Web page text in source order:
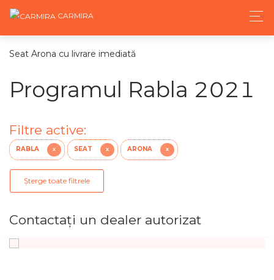
CARMIRA
Seat Arona cu livrare imediată
Programul Rabla 2021
Filtre active:
RABLA X SEAT X ARONA X
Șterge toate filtrele
Contactaţi un dealer autorizat